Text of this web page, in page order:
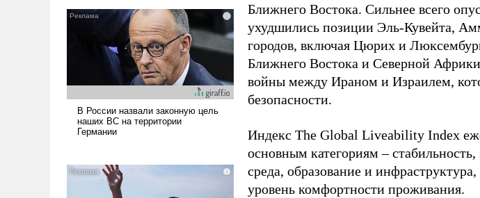
Ближнего Востока. Сильнее всего
ухудшились позиции Эль-Кувейта,
городов, включая Цюрих и
Ближнего Востока и Северной
войны между Ираном и Израилем,
безопасности.
Индекс The Global Liveability Index
основным категориям –
среда, образование и
уровень комфортности проживания.